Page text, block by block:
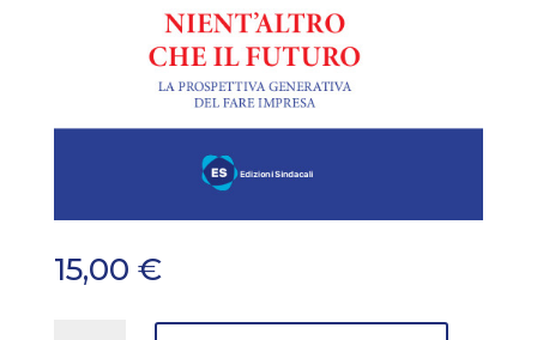
15,00 €